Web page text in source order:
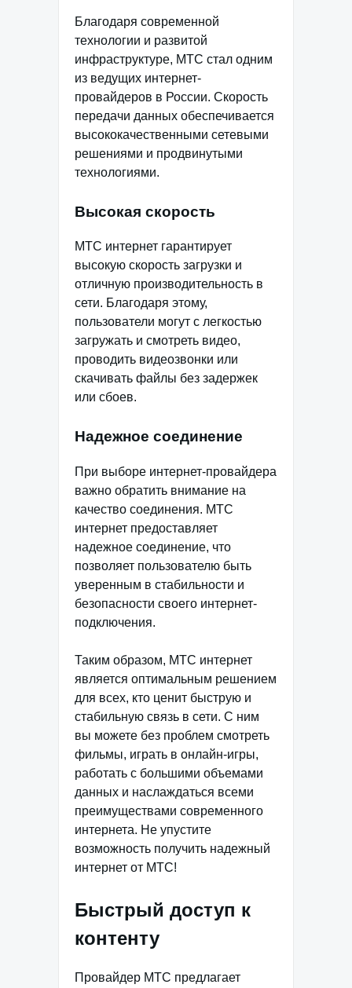
Благодаря современной
технологии и развитой
инфраструктуре, МТС стал одним
из ведущих интернет-
провайдеров в России. Скорость
передачи данных обеспечивается
высококачественными сетевыми
решениями и продвинутыми
технологиями.
Высокая скорость
МТС интернет гарантирует
высокую скорость загрузки и
отличную производительность в
сети. Благодаря этому,
пользователи могут с легкостью
загружать и смотреть видео,
проводить видеозвонки или
скачивать файлы без задержек
или сбоев.
Надежное соединение
При выборе интернет-провайдера
важно обратить внимание на
качество соединения. МТС
интернет предоставляет
надежное соединение, что
позволяет пользователю быть
уверенным в стабильности и
безопасности своего интернет-
подключения.
Таким образом, МТС интернет
является оптимальным решением
для всех, кто ценит быструю и
стабильную связь в сети. С ним
вы можете без проблем смотреть
фильмы, играть в онлайн-игры,
работать с большими объемами
данных и наслаждаться всеми
преимуществами современного
интернета. Не упустите
возможность получить надежный
интернет от МТС!
Быстрый доступ к
контенту
Провайдер МТС предлагает